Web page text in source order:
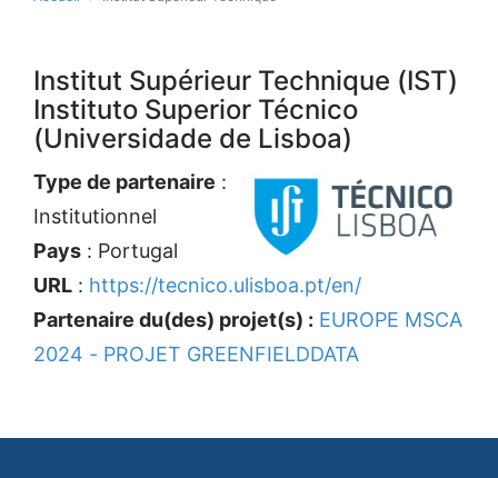
Institut Supérieur Technique (IST)
Instituto Superior Técnico
(Universidade de Lisboa)
Type de partenaire :
Institutionnel
Pays : Portugal
URL : https://tecnico.ulisboa.pt/en/
Partenaire du(des) projet(s) : EUROPE MSCA
2024 - PROJET GREENFIELDDATA